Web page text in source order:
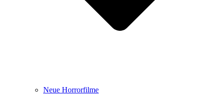
Neue Horrorfilme